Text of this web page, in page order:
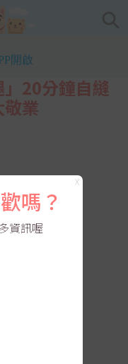
開啟
20分鐘自縫
業
X
嗎？
資訊喔